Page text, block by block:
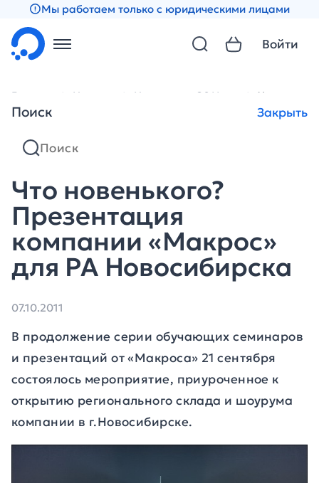
Мы работаем только с юридическими лицами
Поиск Закрыть
Войти
Главная Новости Новости за 2011 год Что
Что новенького?
Презентация
компании «Макрос»
для РА Новосибирска
07.10.2011
В продолжение серии обучающих семинаров
и презентаций от «Макроса» 21 сентября
состоялось мероприятие, приуроченное к
открытию регионального склада и шоурума
компании в г.Новосибирске.